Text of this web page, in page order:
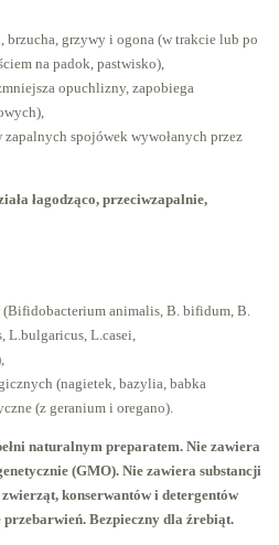
grzywy i ogona (w trakcie lub po
na padok, pastwisko),
opuchlizny, zapobiega
spojówek wywołanych przez
łagodząco, przeciwzapalnie,
animalis, B. bifidum, B.
L.casei,
(nagietek, bazylia, babka
(z geranium i oregano).
naturalnym preparatem. Nie zawiera
(GMO). Nie zawiera substancji
konserwantów i detergentów
przebarwień. Bezpieczny dla źrebiąt.